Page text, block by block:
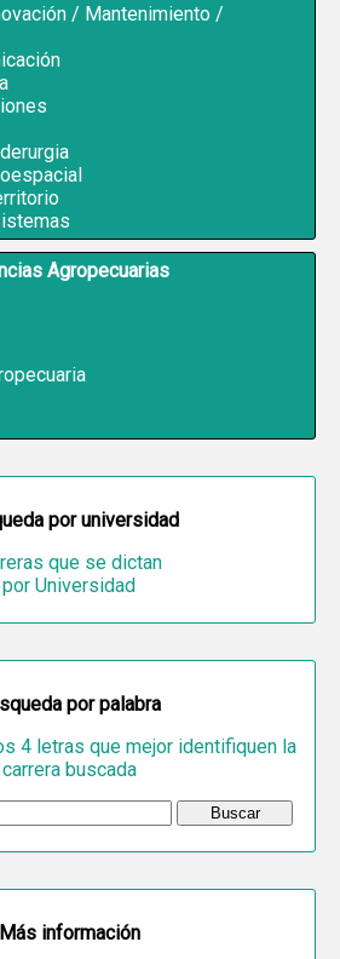
/ Mantenimiento /
Agropecuarias
por universidad
que se dictan
por Universidad
por palabra
4 letras que mejor identifiquen la
carrera buscada
Más información